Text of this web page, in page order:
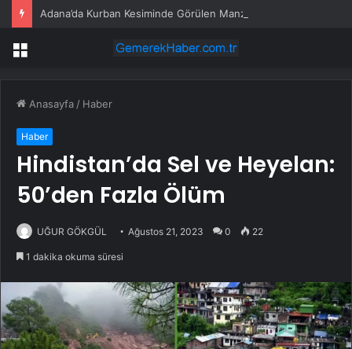
Adana’da Kurban Kesiminde Görülen Manzaralar
Menü
Anasayfa / Haber
Haber
Hindistan’da Sel ve Heyelan:
50’den Fazla Ölüm
UĞUR GÖKGÜL Ağustos 21, 2023 0 22
1 dakika okuma süresi